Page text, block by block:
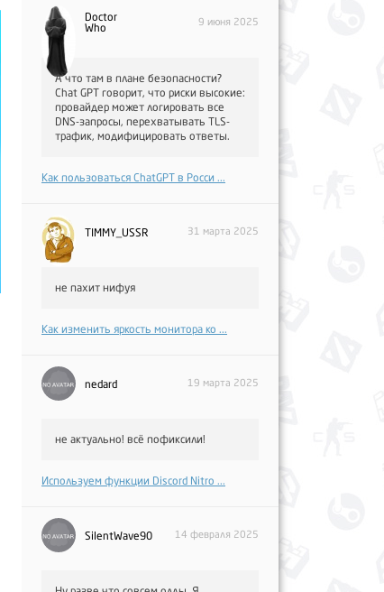
Doctor
Who
9 июня 2025
А что там в плане безопасности?
Chat GPT говорит, что риски высокие:
провайдер может логировать все
DNS-запросы, перехватывать TLS-
трафик, модифицировать ответы.
Как пользоваться ChatGPT в Росси ...
TIMMY_USSR 31 марта 2025
не пахит нифуя
Как изменить яркость монитора ко ...
nedard 19 марта 2025
не актуально! всё пофиксили!
Используем функции Discord Nitro ...
SilentWave90 14 февраля 2025